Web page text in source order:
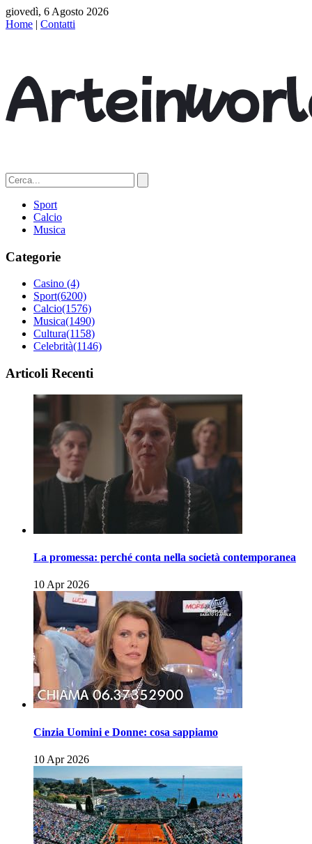
giovedì, 6 Agosto 2026
Home | Contatti
Sport
Calcio
Musica
Categorie
Casino (4)
Sport(6200)
Calcio(1576)
Musica(1490)
Cultura(1158)
Celebrità(1146)
Articoli Recenti
La promessa: perché conta nella società contemporanea
10 Apr 2026
Cinzia Uomini e Donne: cosa sappiamo
10 Apr 2026